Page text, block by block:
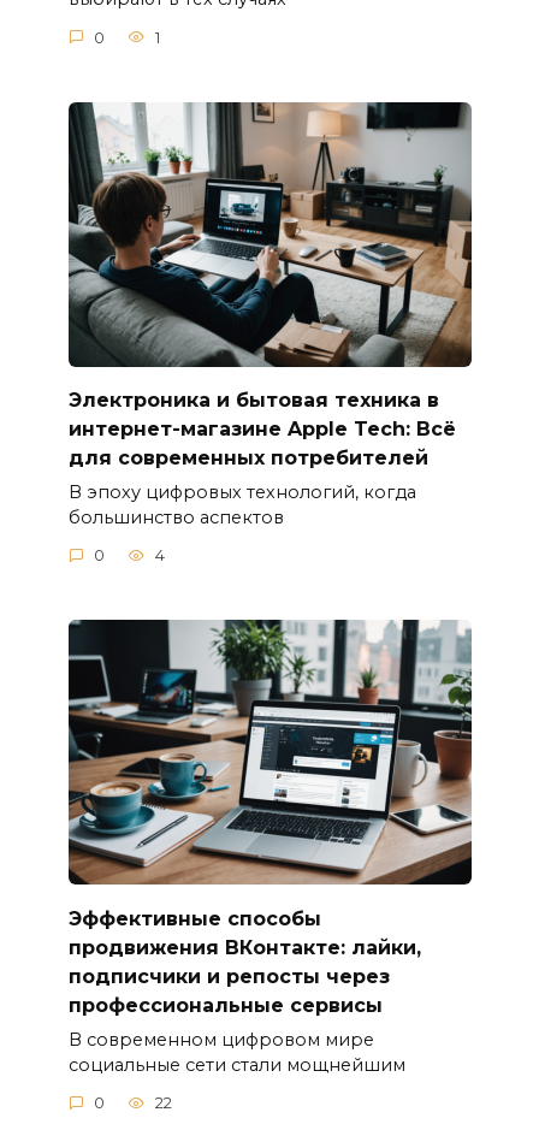
0 1
Электроника и бытовая техника в
интернет-магазине Apple Tech: Всё
для современных потребителей
В эпоху цифровых технологий, когда
большинство аспектов
0 4
Эффективные способы
продвижения ВКонтакте: лайки,
подписчики и репосты через
профессиональные сервисы
В современном цифровом мире
социальные сети стали мощнейшим
0 22